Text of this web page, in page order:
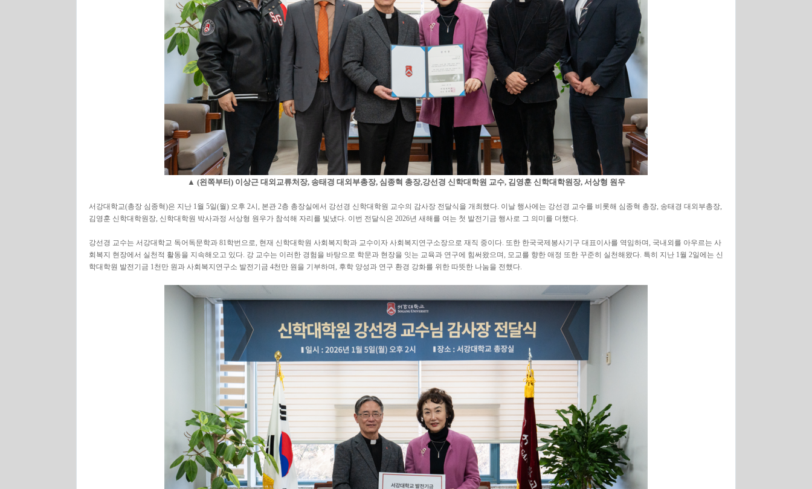
▲ (왼쪽부터) 이상근 대외교류처장, 송태경 대외부총장, 심종혁 총장,강선경 신학대학원 교수, 김영훈 신학대학원장, 서상형 원우
서강대학교(총장 심종혁)은 지난 1월 5일(월) 오후 2시, 본관 2층 총장실에서 강선경 신학대학원 교수의 감사장 전달식을 개최했다. 이날 행사에는 강선경 교수를 비롯해 심종혁 총장, 송태경 대외부총장,
김영훈 신학대학원장, 신학대학원 박사과정 서상형 원우가 참석해 자리를 빛냈다. 이번 전달식은 2026년 새해를 여는 첫 발전기금 행사로 그 의미를 더했다.
강선경 교수는 서강대학교 독어독문학과 81학번으로, 현재 신학대학원 사회복지학과 교수이자 사회복지연구소장으로 재직 중이다. 또한 한국국제봉사기구 대표이사를 역임하며, 국내외를 아우르는 사
회복지 현장에서 실천적 활동을 지속해오고 있다. 강 교수는 이러한 경험을 바탕으로 학문과 현장을 잇는 교육과 연구에 힘써왔으며, 모교를 향한 애정 또한 꾸준히 실천해왔다. 특히 지난 1월 2일에는 신
학대학원 발전기금 1천만 원과 사회복지연구소 발전기금 4천만 원을 기부하며, 후학 양성과 연구 환경 강화를 위한 따뜻한 나눔을 전했다.